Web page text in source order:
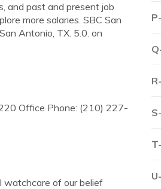
and past and present job
more salaries. SBC San
Antonio, TX. 5.0. on
Office Phone: (210) 227-
watchcare of our belief